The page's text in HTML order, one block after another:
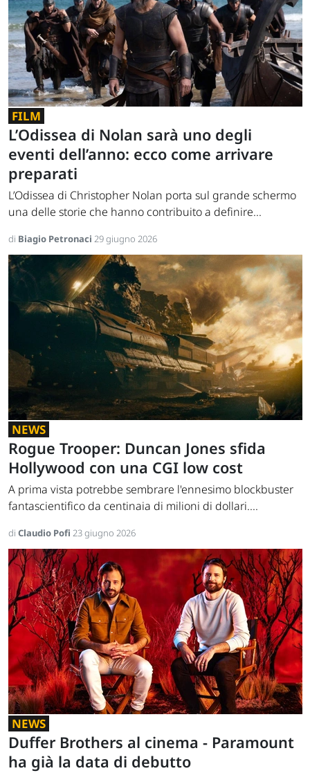
FILM
L’Odissea di Nolan sarà uno degli
eventi dell’anno: ecco come arrivare
preparati
L’Odissea di Christopher Nolan porta sul grande schermo
una delle storie che hanno contribuito a definire...
di Biagio Petronaci 29 giugno 2026
NEWS
Rogue Trooper: Duncan Jones sfida
Hollywood con una CGI low cost
A prima vista potrebbe sembrare l'ennesimo blockbuster
fantascientifico da centinaia di milioni di dollari....
di Claudio Pofi 23 giugno 2026
NEWS
Duffer Brothers al cinema - Paramount
ha già la data di debutto